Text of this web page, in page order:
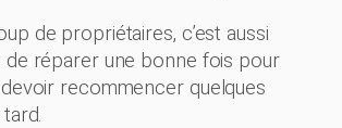
de propriétaires, c’est aussi
de réparer une bonne fois pour
recommencer quelques